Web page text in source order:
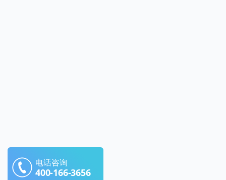
电话咨询
400-166-3656